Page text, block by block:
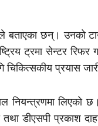
छन्। उनको
ट्रमा सेन्टर
चिकित्सकीय प्रयास
लिएको
डीएसपी प्रकाश